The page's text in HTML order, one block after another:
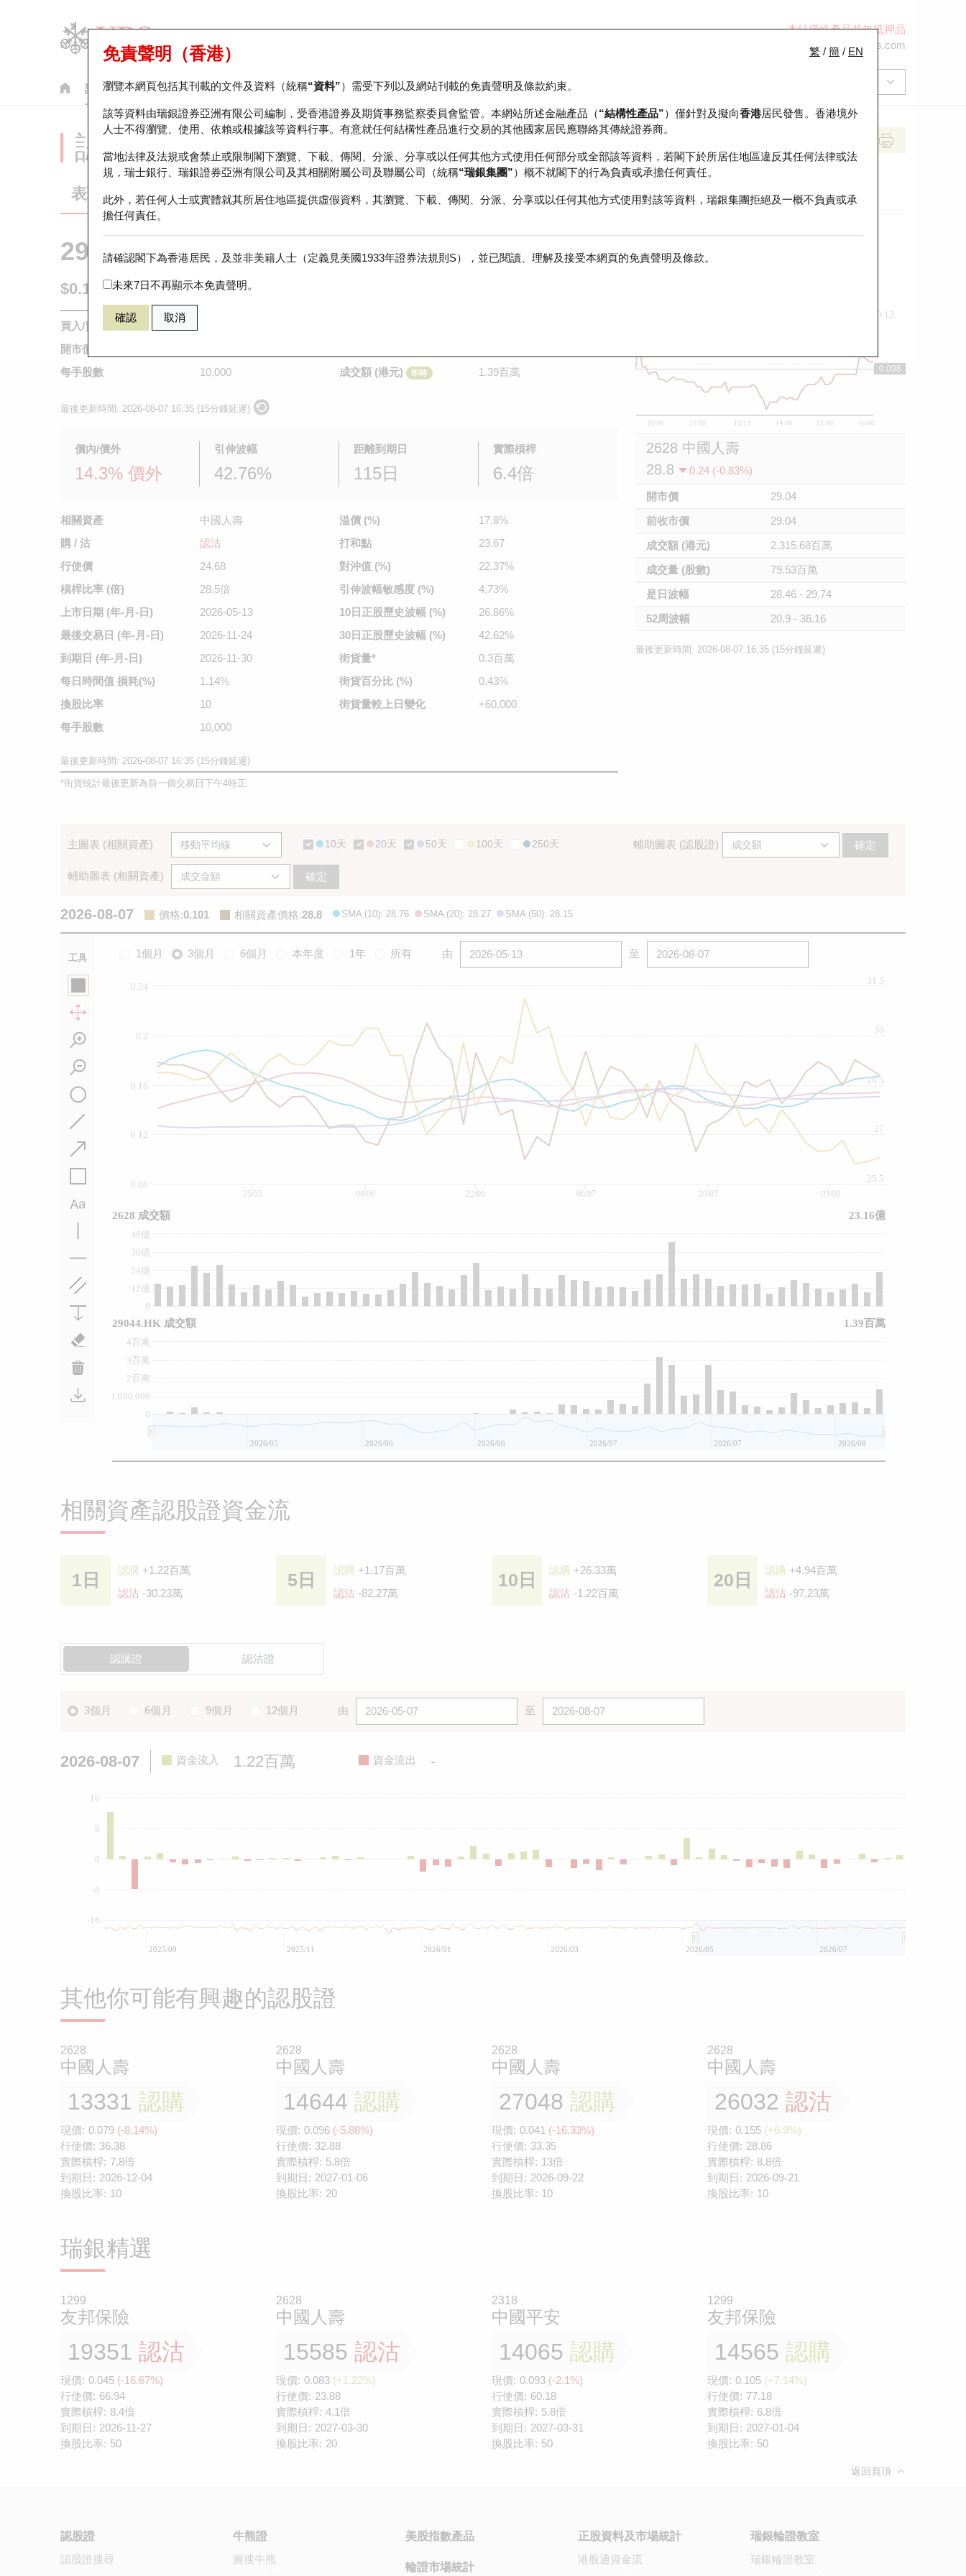
本結構性產品並無抵押品
ol-hkwarrants@ubs.com
認股證 牛熊證 美股指數產品 輪證市場統計 正股資料及市場統計 瑞銀輪證教室
繁 / 簡 / EN
免責聲明（香港）
瀏覽本網頁包括其刊載的文件及資料（統稱“資料”）需受下列以及網站刊載的免責聲明及條款約束。
該等資料由瑞銀證券亞洲有限公司編制，受香港證券及期貨事務監察委員會監管。本網站所述金融產品（“結構性產品”）僅針對及擬向香港居民發售。香港境外
人士不得瀏覽、使用、依賴或根據該等資料行事。有意就任何結構性產品進行交易的其他國家居民應聯絡其傳統證券商。
當地法律及法規或會禁止或限制閣下瀏覽、下載、傳閱、分派、分享或以任何其他方式使用任何部分或全部該等資料，若閣下於所居住地區違反其任何法律或法
規，瑞士銀行、瑞銀證券亞洲有限公司及其相關附屬公司及聯屬公司（統稱“瑞銀集團”）概不就閣下的行為負責或承擔任何責任。
此外，若任何人士或實體就其所居住地區提供虛假資料，其瀏覽、下載、傳閱、分派、分享或以任何其他方式使用對該等資料，瑞銀集團拒絕及一概不負責或承
擔任何責任。
請確認閣下為香港居民，及並非美籍人士（定義見美國1933年證券法規則S），並已閱讀、理解及接受本網頁的免責聲明及條款。
未來7日不再顯示本免責聲明。
確認 取消
認股證分析儀
表現 街貨統計 比較
29044 瑞銀認沽 2628 中國人壽
$0.101 0.003 (+3.06%) 即時
買入/賣出價
開市價
每手股數
10,000
成交額 (港元)
即時 1.39百萬
最後更新時間: 2026-08-07 16:35 (15分鐘延遲)
價內/價外
14.3% 價外
引伸波幅
42.76%
距離到期日
115日
實際槓桿
6.4倍
相關資產
中國人壽
購 / 沽
認沽
行使價
24.68
槓桿比率 (倍)
28.5倍
上市日期 (年-月-日)
2026-05-13
最後交易日 (年-月-日)
2026-11-24
到期日 (年-月-日)
2026-11-30
每日時間值 損耗(%)
1.14%
換股比率
10
每手股數
10,000
溢價 (%)
17.8%
打和點
23.67
對沖值 (%)
22.37%
引伸波幅敏感度 (%)
4.73%
10日正股歷史波幅 (%)
26.86%
30日正股歷史波幅 (%)
42.62%
街貨量*
0.3百萬
街貨百分比 (%)
0.43%
街貨量較 上日變化 +60,000
最後更新時間: 2026-08-07 16:35 (15分鐘延遲)
*街貨統計最後更新為前一個交易日下午4時正
10:00 11:00 12/13 14:00 15:00 16:00
0.1
0.12
0.098
2628 中國人壽
28.8
0.24 (-0.83%)
開市價
29.04
前收市價
29.04
成交額 (港元)
2,315.68百萬
成交量 (股數)
79.53百萬
是日波幅
28.46 - 29.74
52周波幅
20.9 - 36.16
最後更新時間: 2026-08-07 16:35 (15分鐘延遲)
主圖表 (相關資產) 10天 20天 50天 100天 250天 輔助圖表 (認股證) 確定
輔助圖表 (相關資產) 確定
2026-08-07 價格:0.101 相關資產價格:28.8 SMA (10): 28.76 SMA (20): 28.27 SMA (50): 28.15
工具 1個月 3個月 6個月 本年度 1年 所有 由 至
0.08
0.12
0.16
0.2
0.24
25.5
27
28.5
30
31.5
0
12億
24億
36億
48億
0
1,000,000
2百萬
3百萬
4百萬
25/05 08/06 22/06 06/07 20/07 03/08
2026/05 2026/06 2026/06 2026/07 2026/07 2026/08
2628 成交額 23.16億
29044.HK 成交額 1.39百萬
相關資產認股證資金流
1日 認購 +1.22百萬
認沽 -30.23萬
5日 認購 +1.17百萬
認沽 -82.27萬
10日 認購 +26.33萬
認沽 -1.22百萬
20日 認購 +4.94百萬
認沽 -97.23萬
認購證 認沽證
3個月 6個月 9個月 12個月 由 至
2026-08-07 資金流入 1.22百萬 資金流出 -
-16
-8
0
8
16
2025/09 2025/11 2026/01 2026/03 2026/05 2026/07
其他你可能有興趣的認股證
2628
中國人壽
13331 認購
現價: 0.079 (-8.14%)
行使價: 36.38
實際槓桿: 7.8倍
到期日: 2026-12-04
換股比率: 10
2628
中國人壽
14644 認購
現價: 0.096 (-5.88%)
行使價: 32.88
實際槓桿: 5.8倍
到期日: 2027-01-06
換股比率: 20
2628
中國人壽
27048 認購
現價: 0.041 (-16.33%)
行使價: 33.35
實際槓桿: 13倍
到期日: 2026-09-22
換股比率: 10
2628
中國人壽
26032 認沽
現價: 0.155 (+6.9%)
行使價: 28.86
實際槓桿: 8.8倍
到期日: 2026-09-21
換股比率: 10
瑞銀精選
1299
友邦保險
19351 認沽
現價: 0.045 (-16.67%)
行使價: 66.94
實際槓桿: 8.4倍
到期日: 2026-11-27
換股比率: 50
2628
中國人壽
15585 認沽
現價: 0.083 (+1.22%)
行使價: 23.88
實際槓桿: 4.1倍
到期日: 2027-03-30
換股比率: 20
2318
中國平安
14065 認購
現價: 0.093 (-2.1%)
行使價: 60.18
實際槓桿: 5.8倍
到期日: 2027-03-31
換股比率: 50
1299
友邦保險
14565 認購
現價: 0.105 (+7.14%)
行使價: 77.18
實際槓桿: 6.8倍
到期日: 2027-01-04
換股比率: 50
返回頁頂
認股證
認股證搜尋
牛熊證
圖搜牛熊
美股指數產品
輪證市場統計
正股資料及市場統計
港股通資金流
瑞銀輪證教室
瑞銀輪證教室